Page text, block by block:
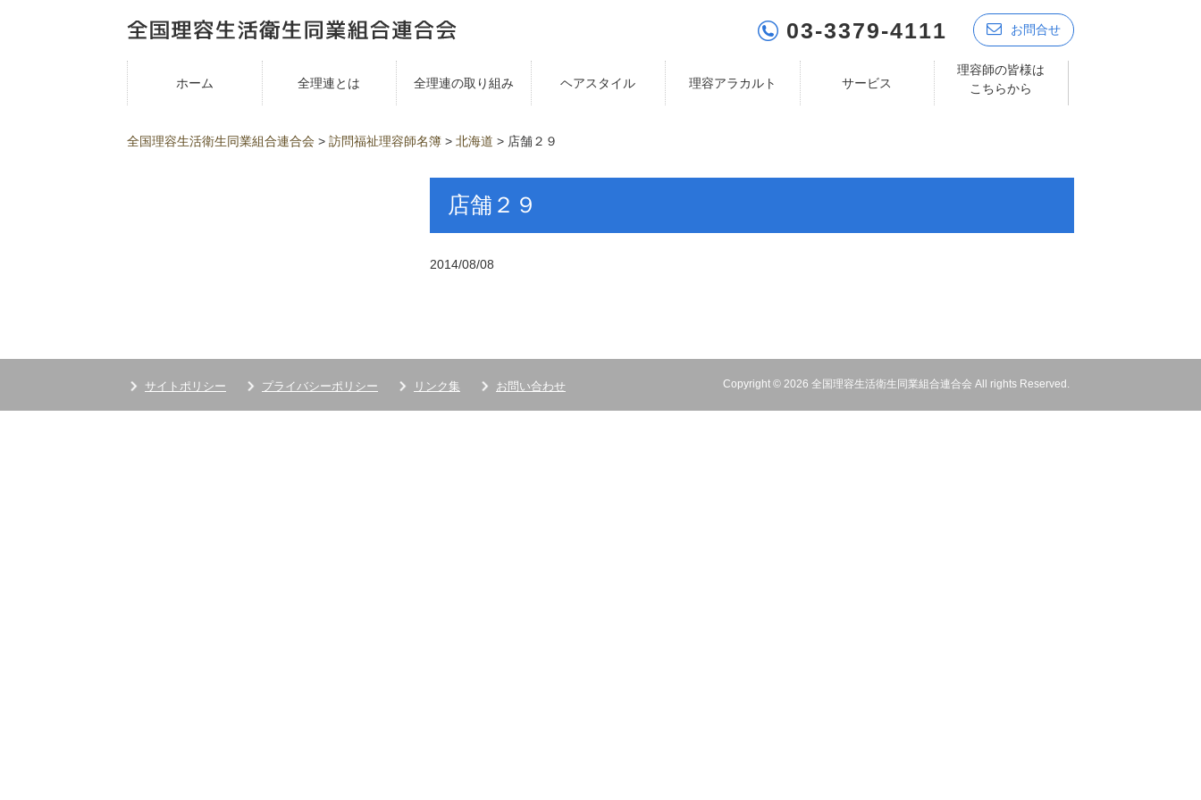
03-3379-4111 お問合せ
ホーム 全理連とは 全理連の取り組み ヘアスタイル 理容アラカルト サービス
理容師の皆様は
こちらから
全国理容生活衛生同業組合連合会 > 訪問福祉理容師名簿 > 北海道 > 店舗２９
店舗２９
2014/08/08
サイトポリシー プライバシーポリシー リンク集 お問い合わせ Copyright © 2026 全国理容生活衛生同業組合連合会 All rights Reserved.